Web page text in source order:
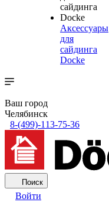
Аксессуары
для
сайдинга
Docke
Ваш город
Челябинск
8-(499)-113-75-36
Поиск
Войти